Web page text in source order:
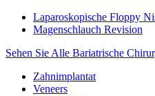
Laparoskopische Floppy
Magenschlauch Revision
Sehen Sie Alle Bariatrische
Zahnimplantat
Veneers